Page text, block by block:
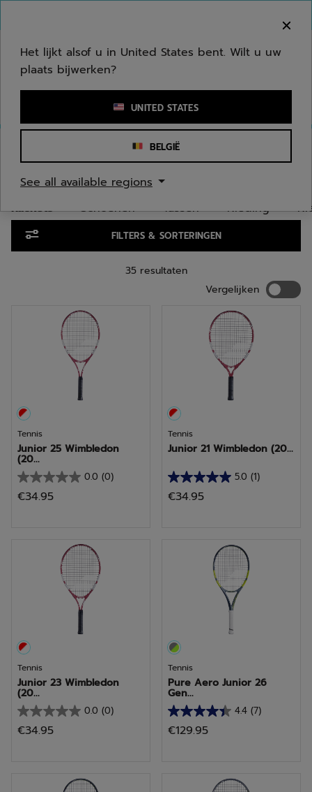
Een zoekwoord of een artikelnummer invoeren
Jongeren/Kinderen / Rackets
RACKETS JONGEREN/KINDEREN
Rackets Schoenen Tassen Kleding
FILTERS & SORTERINGEN
35 resultaten
Vergelijken
Tennis
Junior 25 Wimbledon
(20...
0.0 (0)
0.0
van
€34.95
Tennis
Junior 21 Wimbledon (20...
5.0 (1)
5.0
van
beoordeling
€34.95
Tennis
Junior 23 Wimbledon
(20...
0.0 (0)
0.0
van
€34.95
Tennis
Pure Aero Junior 26
Gen...
4.4 (7)
4.4
van
€129.95
Het lijkt alsof u in United States bent. Wilt u uw
plaats bijwerken?
UNITED STATES
BELGIË
See all available regions